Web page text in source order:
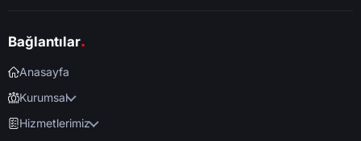
Bağlantılar.
Anasayfa
Kurumsal
Hizmetlerimiz